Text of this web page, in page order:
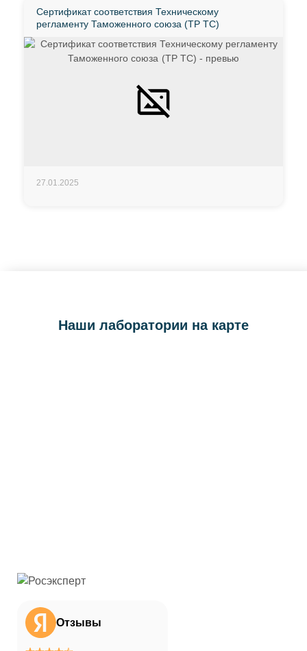
Сертификат соответствия Техническому
регламенту Таможенного союза (ТР ТС)
27.01.2025
Наши лаборатории на карте
Отзывы